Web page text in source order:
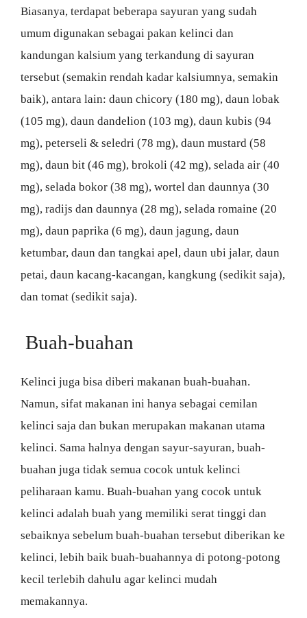
Biasanya, terdapat beberapa sayuran yang sudah
umum digunakan sebagai pakan kelinci dan
kandungan kalsium yang terkandung di sayuran
tersebut (semakin rendah kadar kalsiumnya, semakin
baik), antara lain: daun chicory (180 mg), daun lobak
(105 mg), daun dandelion (103 mg), daun kubis (94
mg), peterseli & seledri (78 mg), daun mustard (58
mg), daun bit (46 mg), brokoli (42 mg), selada air (40
mg), selada bokor (38 mg), wortel dan daunnya (30
mg), radijs dan daunnya (28 mg), selada romaine (20
mg), daun paprika (6 mg), daun jagung, daun
ketumbar, daun dan tangkai apel, daun ubi jalar, daun
petai, daun kacang-kacangan, kangkung (sedikit saja),
dan tomat (sedikit saja).
Buah-buahan
Kelinci juga bisa diberi makanan buah-buahan.
Namun, sifat makanan ini hanya sebagai cemilan
kelinci saja dan bukan merupakan makanan utama
kelinci. Sama halnya dengan sayur-sayuran, buah-
buahan juga tidak semua cocok untuk kelinci
peliharaan kamu. Buah-buahan yang cocok untuk
kelinci adalah buah yang memiliki serat tinggi dan
sebaiknya sebelum buah-buahan tersebut diberikan ke
kelinci, lebih baik buah-buahannya di potong-potong
kecil terlebih dahulu agar kelinci mudah
memakannya.